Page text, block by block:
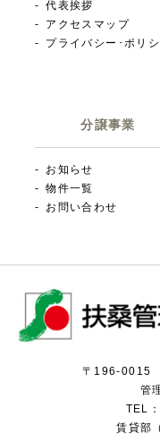
代表挨拶
アクセスマップ
プライバシー･ポリ
分譲事業
お知らせ
物件一覧
お問い合わせ
〒196-0015
管
TEL
賃貸部